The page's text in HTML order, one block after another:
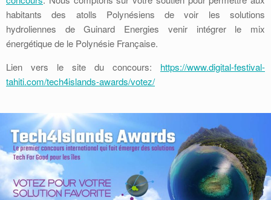
habitants des atolls Polynésiens de voir les solutions
hydroliennes de Guinard Energies venir intégrer le mix
énergétique de le Polynésie Française.
Lien vers le site du concours: https://www.digital-festival-
tahiti.com/tech4islands-awards/votez/